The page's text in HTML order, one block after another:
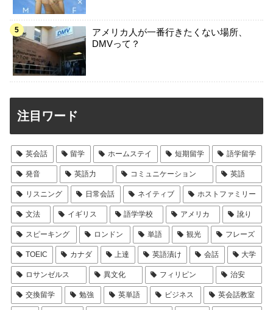
アメリカ人が一番行きたくない場所、
DMVって？
注目ワード
英会話 留学 ホームステイ 短期留学 語学留学
発音 英語力 コミュニケーション 英語
リスニング 日常会話 ネイティブ ホストファミリー
文法 イギリス 語学学校 アメリカ 訛り
スピーキング ロンドン 単語 観光 フレーズ
TOEIC カナダ 上達 英語漬け 会話 大学
ロサンゼルス 異文化 フィリピン 治安
交換留学 勉強 英単語 ビジネス 英会話教室